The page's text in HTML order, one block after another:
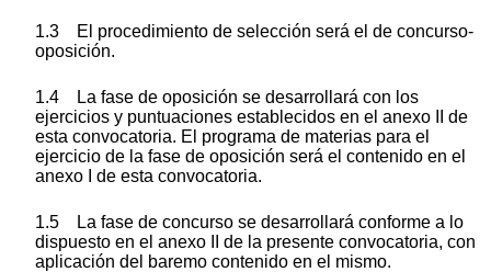
1.3 El procedimiento de selección será el de concurso-
oposición.
1.4 La fase de oposición se desarrollará con los
ejercicios y puntuaciones establecidos en el anexo II de
esta convocatoria. El programa de materias para el
ejercicio de la fase de oposición será el contenido en el
anexo I de esta convocatoria.
1.5 La fase de concurso se desarrollará conforme a lo
dispuesto en el anexo II de la presente convocatoria, con
aplicación del baremo contenido en el mismo.